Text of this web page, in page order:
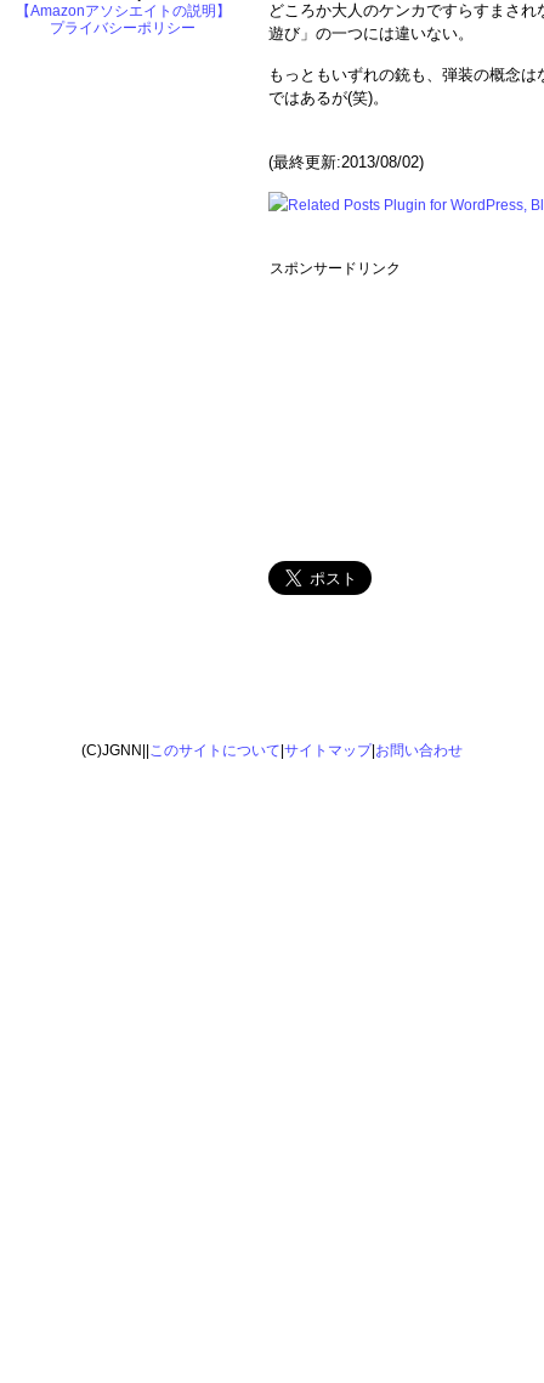
どころか大人のケンカですらすまさ
遊び」の一つには違いない。
もっともいずれの銃も、弾装の概念
ではあるが(笑)。
(最終更新:2013/08/02)
スポンサードリンク
【Amazonアソシエイトの説明】
プライバシーポリシー
(C)JGNN|| このサイトについて サイトマップ| お問い合わせ